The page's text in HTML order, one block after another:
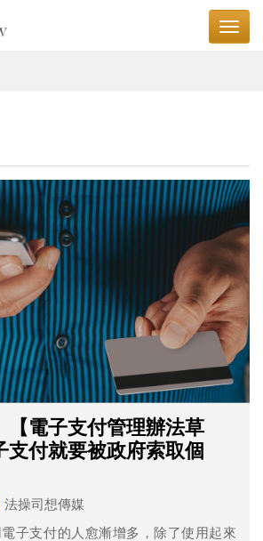
【電子支付管理辦法草
支付就要被政府索取個
法操司想傳媒
子支付的人愈漸增多，除了使用起來